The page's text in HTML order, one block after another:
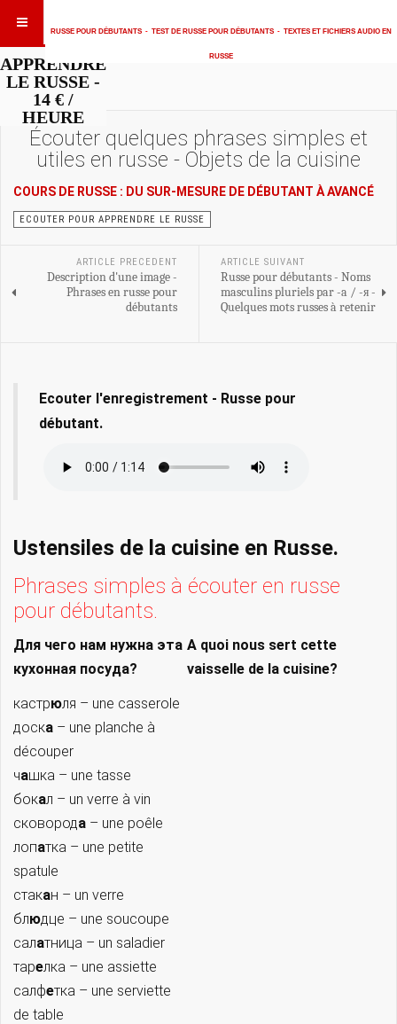
RUSSE POUR DÉBUTANTS - TEST DE RUSSE POUR DÉBUTANTS - TEXTES ET FICHIERS AUDIO EN
RUSSE
APPRENDRE
LE RUSSE -
14 € /
HEURE
Écouter quelques phrases simples et
utiles en russe - Objets de la cuisine
COURS DE RUSSE : DU SUR-MESURE DE DÉBUTANT À AVANCÉ
ECOUTER POUR APPRENDRE LE RUSSE
ARTICLE PRECEDENT
Description d'une image -
Phrases en russe pour
débutants
ARTICLE SUIVANT
Russe pour débutants - Noms
masculins pluriels par -a / -я -
Quelques mots russes à retenir
Ecouter l'enregistrement - Russe pour
débutant.
Ustensiles de la cuisine en Russe.
Phrases simples à écouter en russe
pour débutants.
Для чего нам нужна эта
кухонная посуда?
кастрюля – une casserole
доска – une planche à
découper
чашка – une tasse
бокал – un verre à vin
сковорода – une poêle
лопатка – une petite
spatule
стакан – un verre
блюдце – une soucoupe
салатница – un saladier
тарелка – une assiette
салфетка – une serviette
de table
A quoi nous sert cette
vaisselle de la cuisine?